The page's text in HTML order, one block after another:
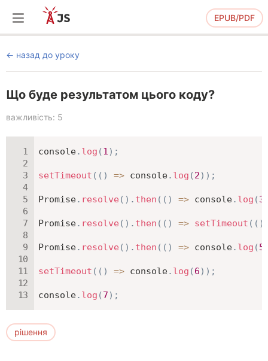
EPUB/PDF
назад до уроку
Що буде результатом цього коду?
важливість: 5
console. log (1) ;
setTimeout ( ( ) => console. log (2) ) ;
Promise. resolve ( ) . then ( ( ) => console. log (3
Promise. resolve ( ) . then ( ( ) => setTimeout ( ( )
Promise. resolve ( ) . then ( ( ) => console. log (5
setTimeout ( ( ) => console. log (6) ) ;
console. log (7) ;
рішення